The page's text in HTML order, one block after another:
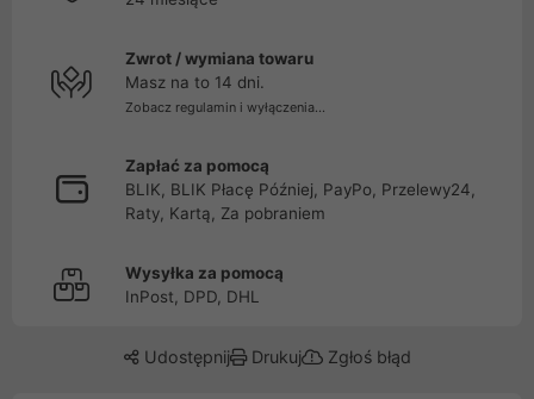
Zwrot / wymiana towaru
Masz na to 14 dni.
Zobacz regulamin i wyłączenia...
Zapłać za pomocą
BLIK, BLIK Płacę Później, PayPo, Przelewy24,
Raty, Kartą, Za pobraniem
Wysyłka za pomocą
InPost, DPD, DHL
Udostępnij Drukuj Zgłoś błąd